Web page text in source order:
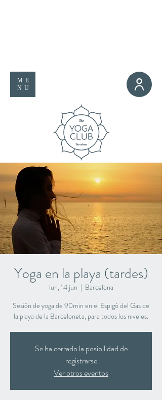
ME
NU
Yoga en la playa (tardes)
lun, 14 jun
  |
Barcelona
Sesión de yoga de 90min en el Espigó del Gas de
la playa de la Barceloneta, para todos los niveles.
Se ha cerrado la posibilidad de
registrarse
Ver otros eventos